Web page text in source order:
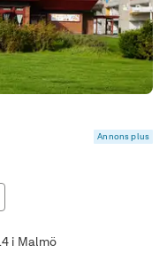
Annons plus
i Malmö